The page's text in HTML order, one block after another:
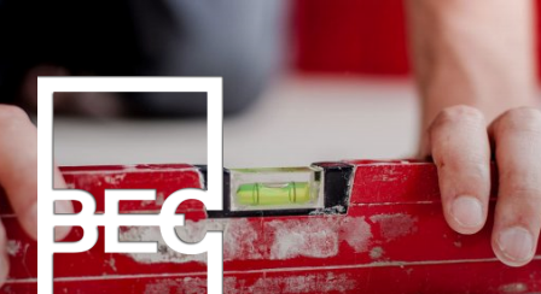
contenido